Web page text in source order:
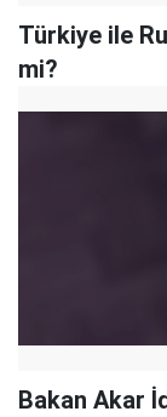
Türkiye ile
mi?
Bakan Akar